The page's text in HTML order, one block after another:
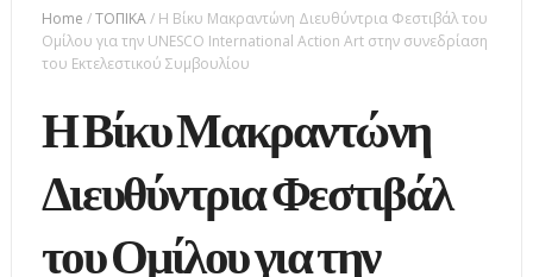
Home /ΤΟΠΙΚΑ/ Η Βίκυ Μακραντώνη Διευθύντρια Φεστιβάλ του
Ομίλου για την UNESCO International Action Art στην συνεδρίαση
του Εκτελεστικού Συμβουλίου
Η Βίκυ Μακραντώνη
Διευθύντρια Φεστιβάλ
του Ομίλου για την